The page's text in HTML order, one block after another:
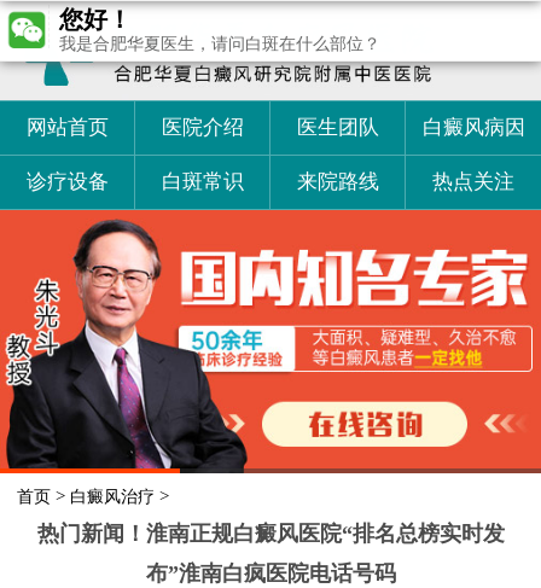
网站首页 医院介绍 医生团队 白癜风病因
诊疗设备 白斑常识 来院路线 热点关注
首页 > 白癜风治疗 >
热门新闻！淮南正规白癜风医院“排名总榜实时发
布”淮南白疯医院电话号码
您好！
我是合肥华夏医生，请问白斑在什么部位？